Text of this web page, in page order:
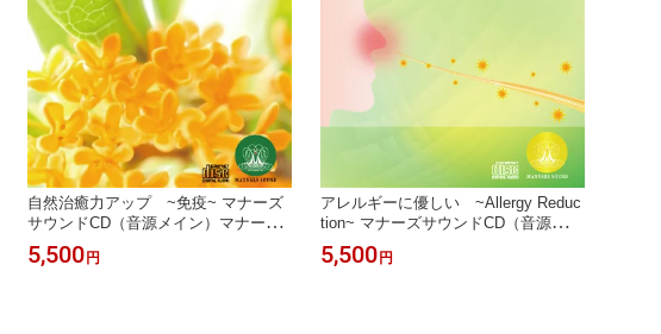
自然治癒力アップ ~免疫~ マナーズ
サウンドCD（音源メイン）マナーズ
サウンド 音響振動療法 音響療法 サイ
マティクス マナーズ 特殊音響
5,500 円
アレルギーに優しい ~Allergy Reduc
tion~ マナーズサウンドCD（音源メイ
ン）マナーズサウンド 音響振動療法
音響療法 サイマティクス マナーズ 特
5,500 円